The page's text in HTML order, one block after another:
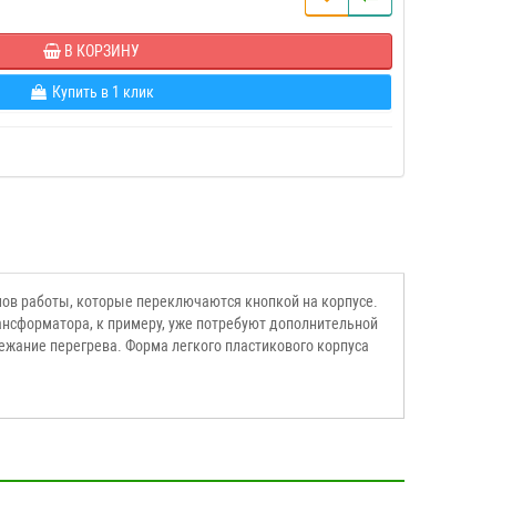
В КОРЗИНУ
Купить в 1 клик
работы, которые переключаются кнопкой на корпусе.
к примеру, уже потребуют дополнительной
перегрева. Форма легкого пластикового корпуса